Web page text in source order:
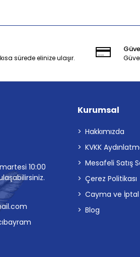
sürede elinize ulaşır.
10:00
Kurumsal
Hakkımızda
KVKK
Mesafeli Satış
Çerez Politikası
Cayma ve İptal
Blog